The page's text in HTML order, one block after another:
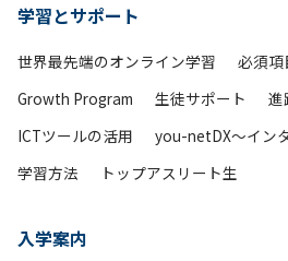
学習とサポート
世界最先端のオンライン学習 必須項
Growth Program
生徒サポート
進
ICTツールの活用
you-netDX～イン
学習方法
トップアスリート生
入学案内